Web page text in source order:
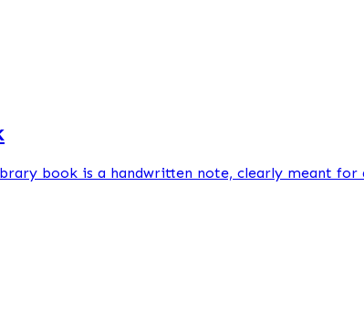
book is a handwritten note, clearly meant